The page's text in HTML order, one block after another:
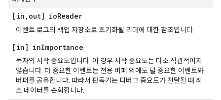
[in , out] ioReader
이벤트 로그의 백업 저장소로 초기화될 리더에 대한 참조입니다.
[in] inImportance
독자의 시작 중요도입니다. 이 경우 시작 중요도는 다소 직관적이지
않습니다. 더 중요한 이벤트는 전용 버퍼 외에도 덜 중요한 이벤트와
버퍼를 공유합니다. 따라서 판독기는 디버그 중요도가 전달될 때 최
소 데이터를 순회합니다.